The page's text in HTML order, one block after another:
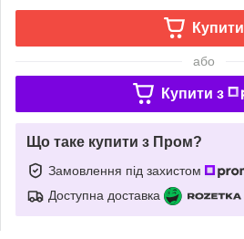
Купити
або
Купити з
Що таке купити з Пром?
Замовлення під захистом
Доступна доставка